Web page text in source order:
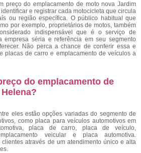
preço do emplacamento de moto nova Jardim
e registrar cada motocicleta que circula
ou região específica. O público habitual que
por exemplo, proprietários de motos, também
indispensável que é o serviço de
empresa séria e referência em seu segmento
Não perca a chance de conferir essa e
placas de carro e emplacamento de veículos a
do emplacamento de
eles estão opções variadas do segmento de
como placa para veículos automotivos em
placa de carro, placa de veículo,
veicular e placa automotiva.
através de um atendimento único e alta